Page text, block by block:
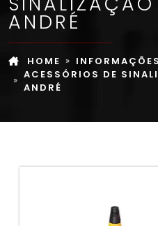
ANDRÉ
HOME
INFORMAÇÕES
ACESSÓRIOS DE
ANDRÉ